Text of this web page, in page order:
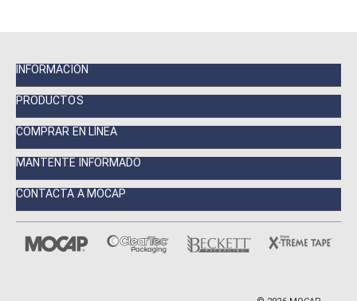
INFORMACIÓN
PRODUCTOS
COMPRAR EN LÍNEA
MANTENTE INFORMADO
CONTACTA A MOCAP